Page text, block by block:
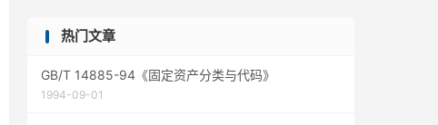
热门文章
GB/T 14885-94《固定资产分类与代码》
1994-09-01